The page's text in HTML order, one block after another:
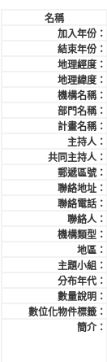
名稱
加入年份：
結束年份：
地理經度：
地理緯度：
機構名稱：
部門名稱：
計畫名稱：
主持人：
共同主持人：
郵遞區號：
聯絡地址：
聯絡電話：
聯絡人：
機構類型：
地區：
主題小組：
分布年代：
數量說明：
數位化物件標籤：
簡介：